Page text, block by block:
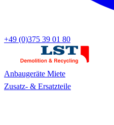
+49 (0)375 39 01 80
Anbaugeräte Miete
Zusatz- & Ersatzteile